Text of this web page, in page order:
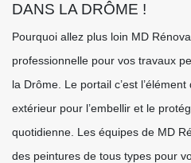
DANS LA DRÔME !
Pourquoi allez plus loin MD
professionnelle pour vos travaux
la Drôme. Le portail c’est
extérieur pour l’embellir et le
quotidienne. Les équipes de MD
des peintures de tous types pour